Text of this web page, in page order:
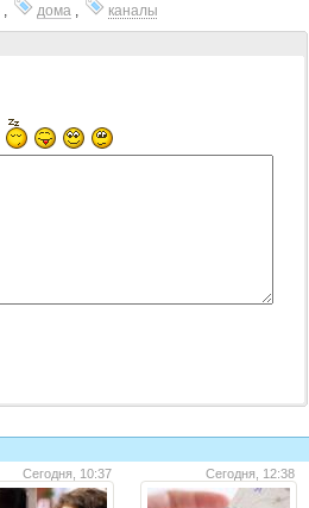
дома
каналы
Сегодня, 10:37 Сегодня, 12:38